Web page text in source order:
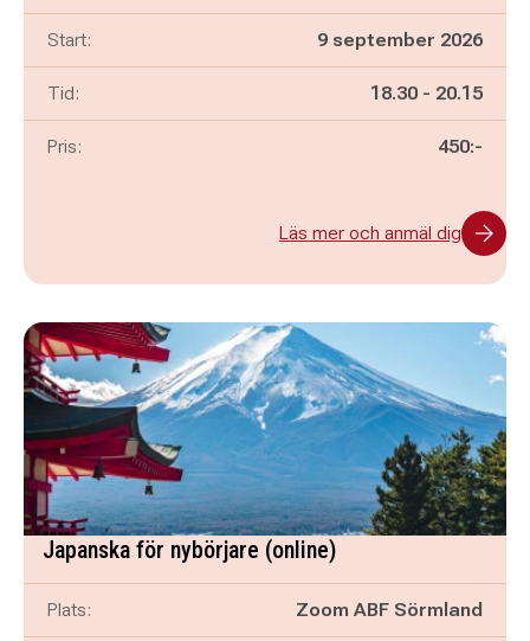
Start: 9 september 2026
Tid: Pågår mellan
18.30 - och
20.15
Pris: 450:-
Läs mer och anmäl dig
Japanska för nybörjare (online)
Plats: Zoom ABF Sörmland